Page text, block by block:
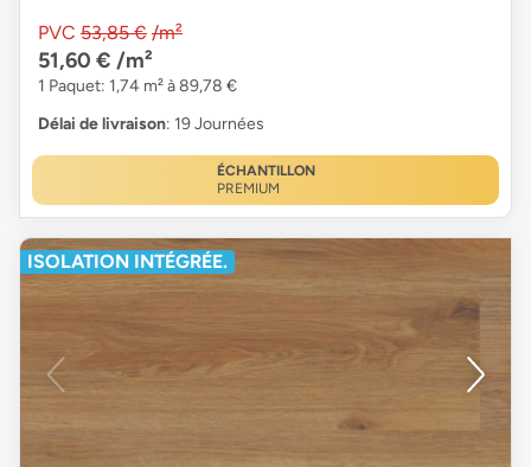
PVC 53,85 € /m²
51,60 € /m²
1 Paquet: 1,74 m² à 89,78 €
Délai de livraison: 19 Journées
ÉCHANTILLON
PREMIUM
ISOLATION INTÉGRÉE.